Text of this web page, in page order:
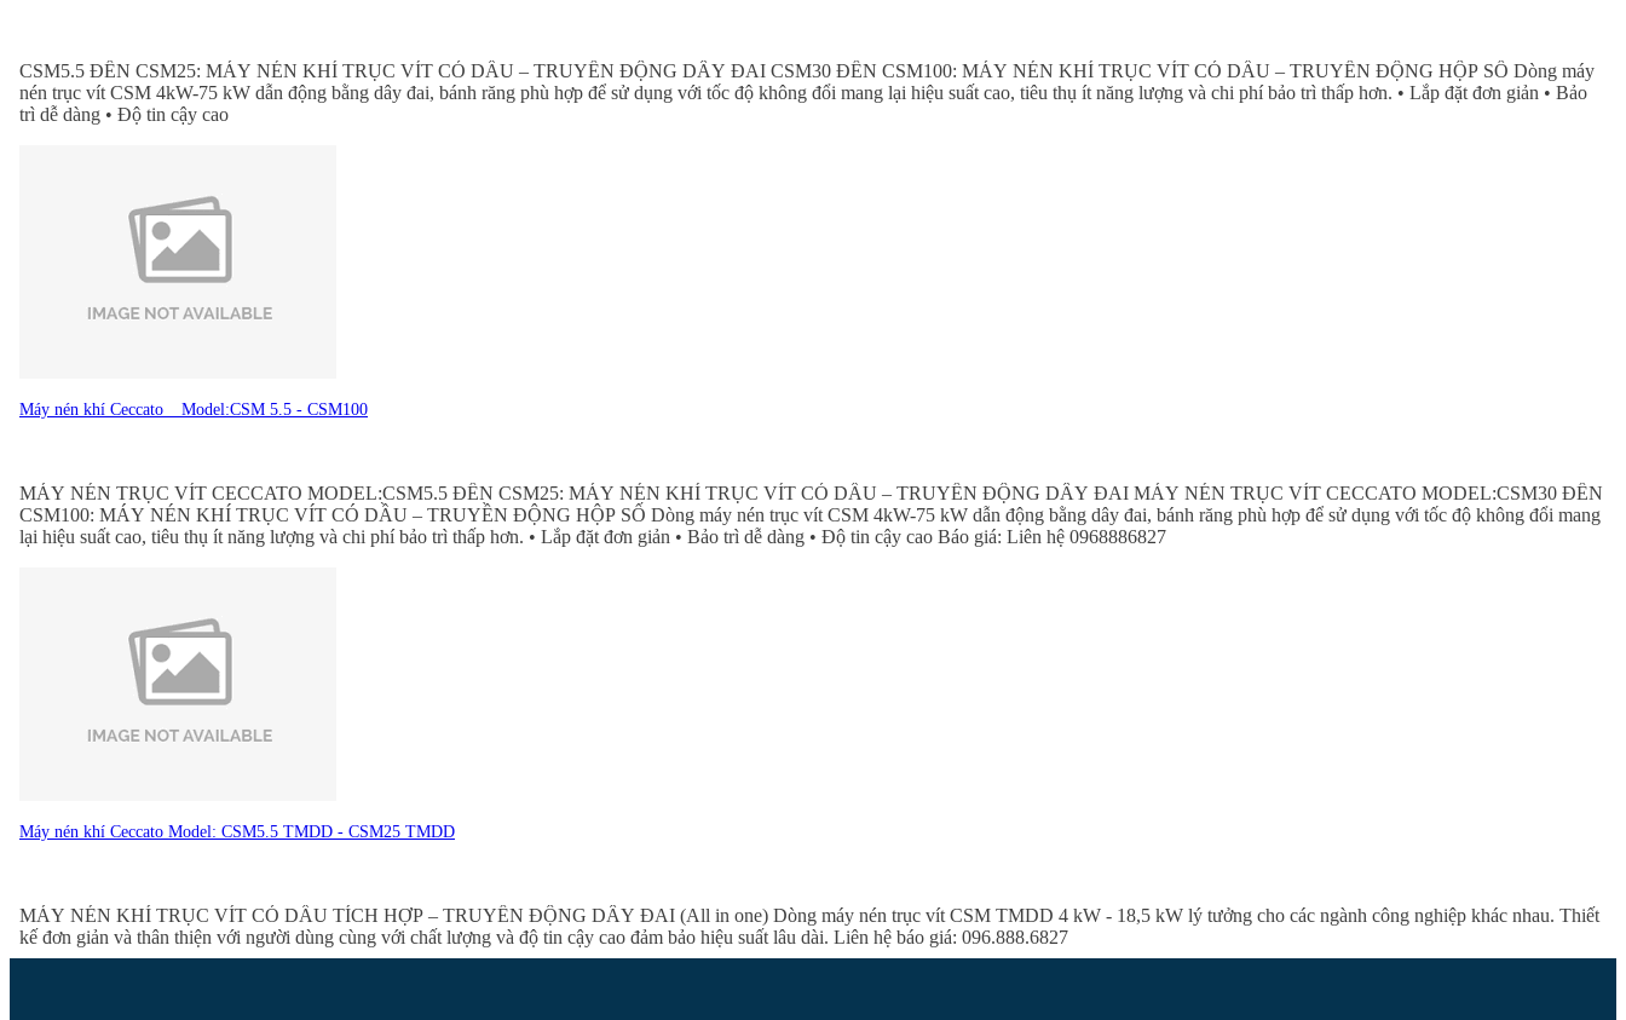
CSM5.5 ĐẾN CSM25: MÁY NÉN KHÍ TRỤC VÍT CÓ DẦU – TRUYỀN ĐỘNG DÂY ĐAI CSM30 ĐẾN CSM100: MÁY NÉN KHÍ TRỤC VÍT CÓ DẦU – TRUYỀN ĐỘNG HỘP SỐ Dòng máy
nén trục vít CSM 4kW-75 kW dẫn động bằng dây đai, bánh răng phù hợp để sử dụng với tốc độ không đổi mang lại hiệu suất cao, tiêu thụ ít năng lượng và chi phí bảo trì thấp hơn. • Lắp đặt đơn giản • Bảo
trì dễ dàng • Độ tin cậy cao
Máy nén khí Ceccato _ Model:CSM 5.5 - CSM100
MÁY NÉN TRỤC VÍT CECCATO MODEL:CSM5.5 ĐẾN CSM25: MÁY NÉN KHÍ TRỤC VÍT CÓ DẦU – TRUYỀN ĐỘNG DÂY ĐAI MÁY NÉN TRỤC VÍT CECCATO MODEL:CSM30 ĐẾN
CSM100: MÁY NÉN KHÍ TRỤC VÍT CÓ DẦU – TRUYỀN ĐỘNG HỘP SỐ Dòng máy nén trục vít CSM 4kW-75 kW dẫn động bằng dây đai, bánh răng phù hợp để sử dụng với tốc độ không đổi mang
lại hiệu suất cao, tiêu thụ ít năng lượng và chi phí bảo trì thấp hơn. • Lắp đặt đơn giản • Bảo trì dễ dàng • Độ tin cậy cao Báo giá: Liên hệ 0968886827
Máy nén khí Ceccato Model: CSM5.5 TMDD - CSM25 TMDD
MÁY NÉN KHÍ TRỤC VÍT CÓ DẦU TÍCH HỢP – TRUYỀN ĐỘNG DÂY ĐAI (All in one) Dòng máy nén trục vít CSM TMDD 4 kW - 18,5 kW lý tưởng cho các ngành công nghiệp khác nhau. Thiết
kế đơn giản và thân thiện với người dùng cùng với chất lượng và độ tin cậy cao đảm bảo hiệu suất lâu dài. Liên hệ báo giá: 096.888.6827